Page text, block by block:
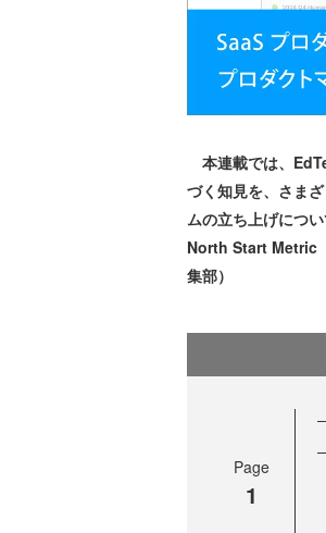
本連載では、
づく知見を、さま
ムの立ち上げにつ
North Start Metric
集部）
Page
1